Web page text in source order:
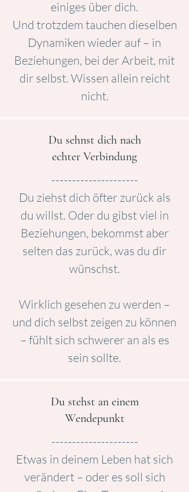
einiges über dich.
Und trotzdem tauchen dieselben
Dynamiken wieder auf – in
Beziehungen, bei der Arbeit, mit
dir selbst. Wissen allein reicht
nicht.
Du sehnst dich nach
echter Verbindung
---------------------
Du ziehst dich öfter zurück als
du willst. Oder du gibst viel in
Beziehungen, bekommst aber
selten das zurück, was du dir
wünschst.
Wirklich gesehen zu werden –
und dich selbst zeigen zu können
– fühlt sich schwerer an als es
sein sollte.
Du stehst an einem
Wendepunkt
---------------------
Etwas in deinem Leben hat sich
verändert – oder es soll sich